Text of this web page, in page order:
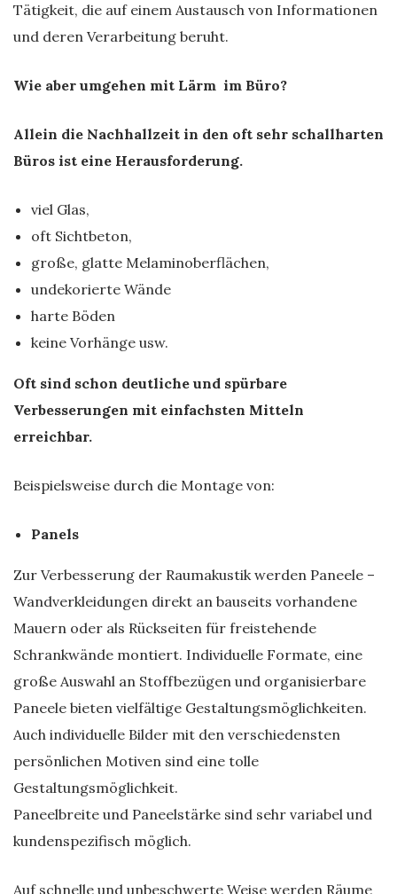
Tätigkeit, die auf einem Austausch von Informationen
und deren Verarbeitung beruht.
Wie aber umgehen mit Lärm im Büro?
Allein die Nachhallzeit in den oft sehr schallharten
Büros ist eine Herausforderung.
viel Glas,
oft Sichtbeton,
große, glatte Melaminoberflächen,
undekorierte Wände
harte Böden
keine Vorhänge usw.
Oft sind schon deutliche und spürbare
Verbesserungen mit einfachsten Mitteln
erreichbar.
Beispielsweise durch die Montage von:
Panels
Zur Verbesserung der Raumakustik werden Paneele –
Wandverkleidungen direkt an bauseits vorhandene
Mauern oder als Rückseiten für freistehende
Schrankwände montiert. Individuelle Formate, eine
große Auswahl an Stoffbezügen und organisierbare
Paneele bieten vielfältige Gestaltungsmöglichkeiten.
Auch individuelle Bilder mit den verschiedensten
persönlichen Motiven sind eine tolle
Gestaltungsmöglichkeit.
Paneelbreite und Paneelstärke sind sehr variabel und
kundenspezifisch möglich.
Auf schnelle und unbeschwerte Weise werden Räume